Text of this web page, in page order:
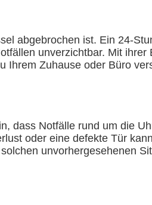
abgebrochen ist. Ein 24-
unverzichtbar. Mit ihrer
Ihrem Zuhause oder Büro
dass Notfälle rund um die
oder eine defekte Tür
unvorhergesehenen